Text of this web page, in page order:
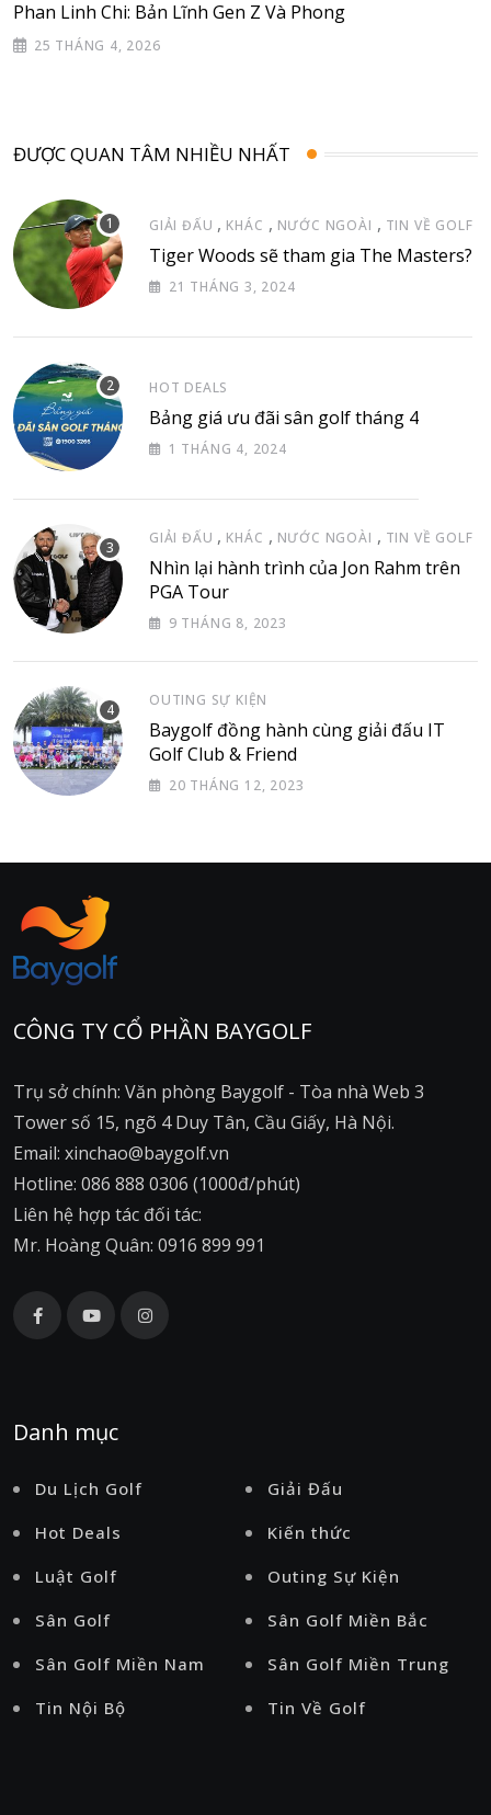
Phan Linh Chi: Bản Lĩnh Gen Z Và Phong
25 THÁNG 4, 2026
ĐƯỢC QUAN TÂM NHIỀU NHẤT
GIẢI ĐẤU , KHÁC , NƯỚC NGOÀI , TIN VỀ GOLF
Tiger Woods sẽ tham gia The Masters?
21 THÁNG 3, 2024
HOT DEALS
Bảng giá ưu đãi sân golf tháng 4
1 THÁNG 4, 2024
GIẢI ĐẤU , KHÁC , NƯỚC NGOÀI , TIN VỀ GOLF
Nhìn lại hành trình của Jon Rahm trên
PGA Tour
9 THÁNG 8, 2023
OUTING SỰ KIỆN
Baygolf đồng hành cùng giải đấu IT
Golf Club & Friend
20 THÁNG 12, 2023
CÔNG TY CỔ PHẦN BAYGOLF
Trụ sở chính: Văn phòng Baygolf - Tòa nhà Web 3
Tower số 15, ngõ 4 Duy Tân, Cầu Giấy, Hà Nội.
Email: xinchao@baygolf.vn
Hotline: 086 888 0306 (1000đ/phút)
Liên hệ hợp tác đối tác:
Mr. Hoàng Quân: 0916 899 991
Danh mục
Du Lịch Golf
Giải Đấu
Hot Deals
Kiến thức
Luật Golf
Outing Sự Kiện
Sân Golf
Sân Golf Miền Bắc
Sân Golf Miền Nam
Sân Golf Miền Trung
Tin Nội Bộ
Tin Về Golf